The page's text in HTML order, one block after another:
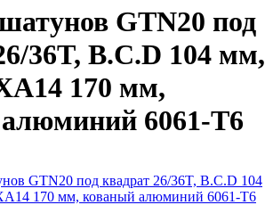
GTN20 под
36T, B.C.D 104 мм,
170 мм,
6061-T6
GTN20 под квадрат 26/36T, B.C.D 104
170 мм, кованый алюминий 6061-T6